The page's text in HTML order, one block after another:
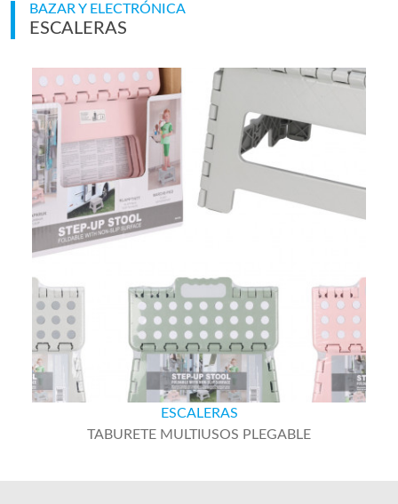
BAZAR Y ELECTRÓNICA
ESCALERAS
ESCALERAS
TABURETE MULTIUSOS PLEGABLE